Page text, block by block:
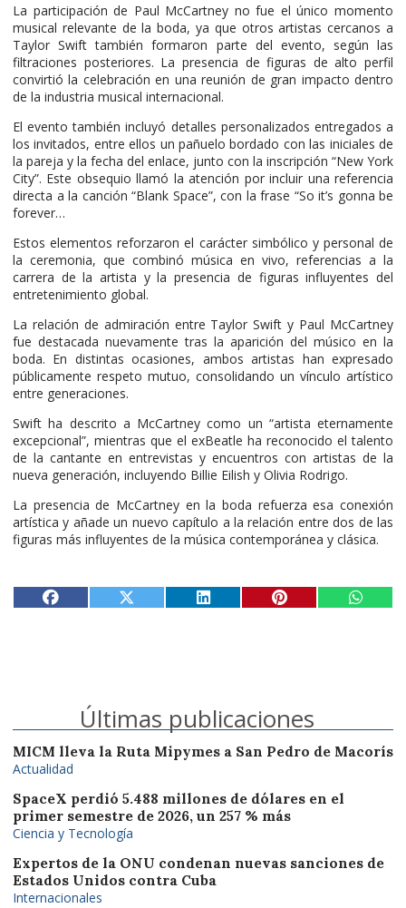
La participación de Paul McCartney no fue el único momento
musical relevante de la boda, ya que otros artistas cercanos a
Taylor Swift también formaron parte del evento, según las
filtraciones posteriores. La presencia de figuras de alto perfil
convirtió la celebración en una reunión de gran impacto dentro
de la industria musical internacional.
El evento también incluyó detalles personalizados entregados a
los invitados, entre ellos un pañuelo bordado con las iniciales de
la pareja y la fecha del enlace, junto con la inscripción “New York
City”. Este obsequio llamó la atención por incluir una referencia
directa a la canción “Blank Space”, con la frase “So it’s gonna be
forever…
Estos elementos reforzaron el carácter simbólico y personal de
la ceremonia, que combinó música en vivo, referencias a la
carrera de la artista y la presencia de figuras influyentes del
entretenimiento global.
La relación de admiración entre Taylor Swift y Paul McCartney
fue destacada nuevamente tras la aparición del músico en la
boda. En distintas ocasiones, ambos artistas han expresado
públicamente respeto mutuo, consolidando un vínculo artístico
entre generaciones.
Swift ha descrito a McCartney como un “artista eternamente
excepcional”, mientras que el exBeatle ha reconocido el talento
de la cantante en entrevistas y encuentros con artistas de la
nueva generación, incluyendo Billie Eilish y Olivia Rodrigo.
La presencia de McCartney en la boda refuerza esa conexión
artística y añade un nuevo capítulo a la relación entre dos de las
figuras más influyentes de la música contemporánea y clásica.
Últimas publicaciones
MICM lleva la Ruta Mipymes a San Pedro de Macorís
Actualidad
SpaceX perdió 5.488 millones de dólares en el
primer semestre de 2026, un 257 % más
Ciencia y Tecnología
Expertos de la ONU condenan nuevas sanciones de
Estados Unidos contra Cuba
Internacionales